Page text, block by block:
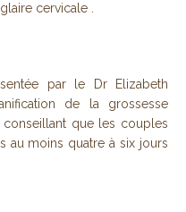
cervicale .
par le Dr Elizabeth
de la grossesse
que les couples
au moins quatre à six jours